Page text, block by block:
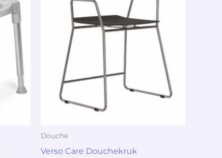
Douche
Verso Care Douchekruk